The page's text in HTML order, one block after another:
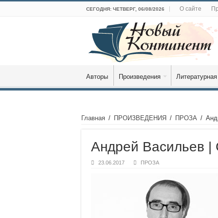
СЕГОДНЯ: ЧЕТВЕРГ, 06/08/2026 О сайте
Авторы Произведения Литературная
Главная / ПРОИЗВЕДЕНИЯ / ПРОЗА /
Андрей Васильев |
23.06.2017 ПРОЗА